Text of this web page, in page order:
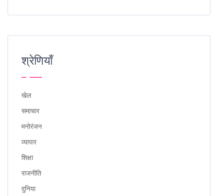
श्रेणियाँ
खेल
समाचार
मनोरंजन
व्यापार
शिक्षा
राजनीति
दुनिया